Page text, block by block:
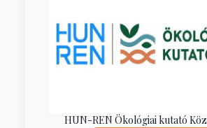
HUN-REN Ökológiai kutató